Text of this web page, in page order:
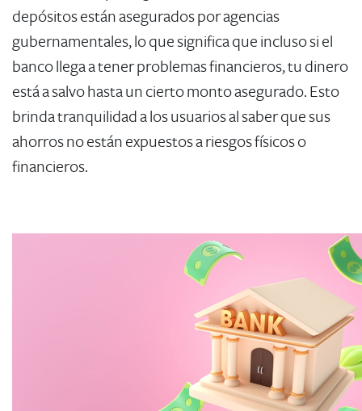
depósitos están asegurados por agencias
gubernamentales, lo que significa que incluso si el
banco llega a tener problemas financieros, tu dinero
está a salvo hasta un cierto monto asegurado. Esto
brinda tranquilidad a los usuarios al saber que sus
ahorros no están expuestos a riesgos físicos o
financieros.